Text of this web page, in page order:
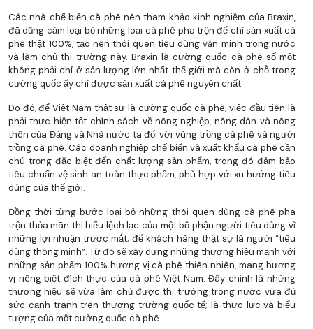
Các nhà chế biến cà phê nên tham khảo kinh nghiệm của Braxin,
đã dũng cảm loại bỏ những loại cà phê pha trộn để chỉ sản xuất cà
phê thật 100%, tạo nên thói quen tiêu dùng văn minh trong nước
và làm chủ thị trường này. Braxin là cường quốc cà phê số một
không phải chỉ ở sản lượng lớn nhất thế giới mà còn ở chỗ trong
cường quốc ấy chỉ được sản xuất cà phê nguyên chất.
Do đó, để Việt Nam thật sự là cường quốc cà phê, việc đầu tiên là
phải thực hiện tốt chính sách về nông nghiệp, nông dân và nông
thôn của Đảng và Nhà nước ta đối với vùng trồng cà phê và người
trồng cà phê. Các doanh nghiệp chế biến và xuất khẩu cà phê cần
chú trọng đặc biệt đến chất lượng sản phẩm, trong đó đảm bảo
tiêu chuẩn vệ sinh an toàn thực phẩm, phù hợp với xu hướng tiêu
dùng của thế giới.
Đồng thời từng bước loại bỏ những thói quen dùng cà phê pha
trộn thỏa mãn thị hiếu lệch lạc của một bộ phận người tiêu dùng vì
những lợi nhuận trước mắt; để khách hàng thật sự là người “tiêu
dùng thông minh”. Từ đó sẽ xây dựng những thương hiệu mạnh với
những sản phẩm 100% hương vị cà phê thiên nhiên, mang hương
vị riêng biệt đích thực của cà phê Việt Nam. Đây chính là những
thương hiệu sẽ vừa làm chủ được thị trường trong nước vừa đủ
sức cạnh tranh trên thương trường quốc tế; là thực lực và biểu
tượng của một cường quốc cà phê.